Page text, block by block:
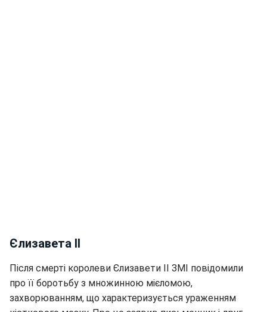
Єлизавета II
Після смерті королеви Єлизавети II ЗМІ повідомили
про її боротьбу з множинною мієломою,
захворюванням, що характеризується ураженням